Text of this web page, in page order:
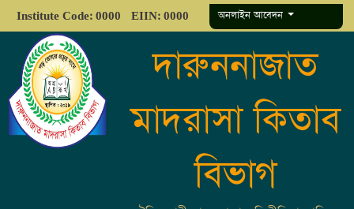
Institute Code: 0000 EIIN: 0000 অনলাইন আবেদন
দারুননাজাত
মাদরাসা কিতাব
বিভাগ